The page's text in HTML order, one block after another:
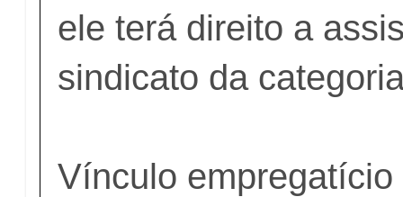
ele terá direito a
sindicato da
Vínculo empregatício